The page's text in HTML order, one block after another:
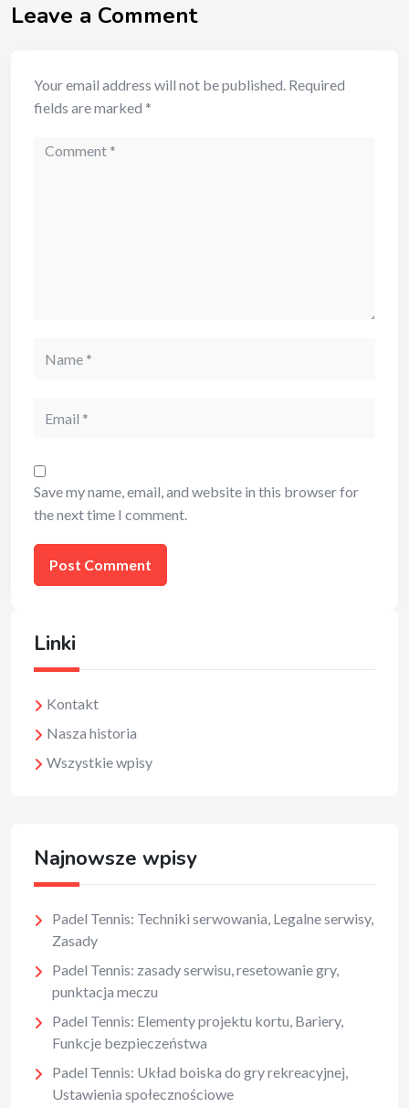
Leave a Comment
Your email address will not be published. Required
fields are marked *
Comment
Save my name, email, and website in this browser for
the next time I comment.
Linki
Kontakt
Nasza historia
Wszystkie wpisy
Najnowsze wpisy
Padel Tennis: Techniki serwowania, Legalne serwisy,
Zasady
Padel Tennis: zasady serwisu, resetowanie gry,
punktacja meczu
Padel Tennis: Elementy projektu kortu, Bariery,
Funkcje bezpieczeństwa
Padel Tennis: Układ boiska do gry rekreacyjnej,
Ustawienia społecznościowe